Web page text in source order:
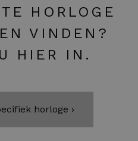
HORLOGE
VINDEN?
HIER IN.
horloge ›